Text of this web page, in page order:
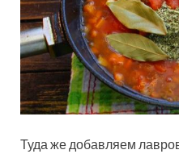
Туда же добавляем